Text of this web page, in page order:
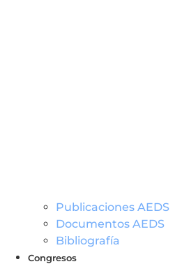
Publicaciones AEDS
Documentos AEDS
Bibliografía
Congresos